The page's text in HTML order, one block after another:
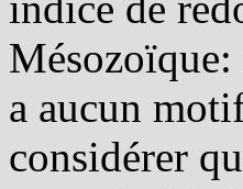
a aucun
considérer